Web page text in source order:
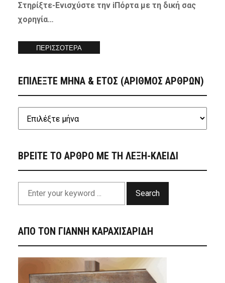
Στηρίξτε- Ενισχύστετην iΠόρτα με τη δική σας
χορηγία…
ΠΕΡΙΣΣΟΤΕΡΑ
ΕΠΙΛΕΞΤΕ ΜΗΝΑ & ΕΤΟΣ (ΑΡΙΘΜΟΣ ΑΡΘΡΩΝ)
ΒΡΕΙΤΕ ΤΟ ΑΡΘΡΟ ΜΕ ΤΗ ΛΕΞΗ-ΚΛΕΙΔΙ
Search
ΑΠΟ ΤΟΝ ΓΙΑΝΝΗ ΚΑΡΑΧΙΣΑΡΙΔΗ